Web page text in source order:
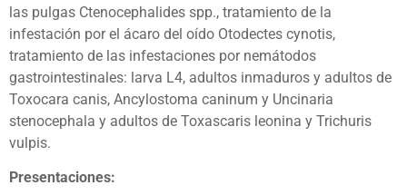
las pulgas Ctenocephalides spp., tratamiento de la
infestación por el ácaro del oído Otodectes cynotis,
tratamiento de las infestaciones por nemátodos
gastrointestinales: larva L4, adultos inmaduros y adultos de
Toxocara canis, Ancylostoma caninum y Uncinaria
stenocephala y adultos de Toxascaris leonina y Trichuris
vulpis.
Presentaciones: